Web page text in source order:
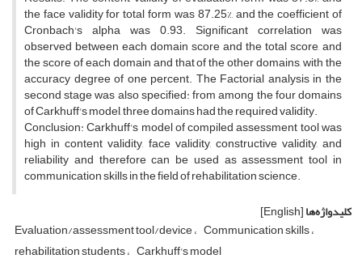
the face validity for total form was 87.25%, and the coefficient of
Cronbach's alpha was 0.93. Significant correlation was
observed between each domain score and the total score, and
the score of each domain and that of the other domains, with the
accuracy degree of one percent. The Factorial analysis in the
second stage was also specified: from among the four domains
of Carkhuff's model, three domains had the required validity.
Conclusion: Carkhuff's model of compiled assessment tool was
high in content validity, face validity, constructive validity, and
reliability and therefore can be used as assessment tool in
communication skills in the field of rehabilitation science.
کلیدواژه‌ها[English]
Evaluation/assessment tool/device Communication skills
rehabilitation students Carkhuff's model